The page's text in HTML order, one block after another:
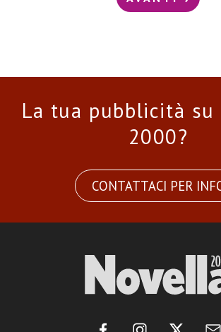
La tua pubblicità su
2000?
CONTATTACI PER